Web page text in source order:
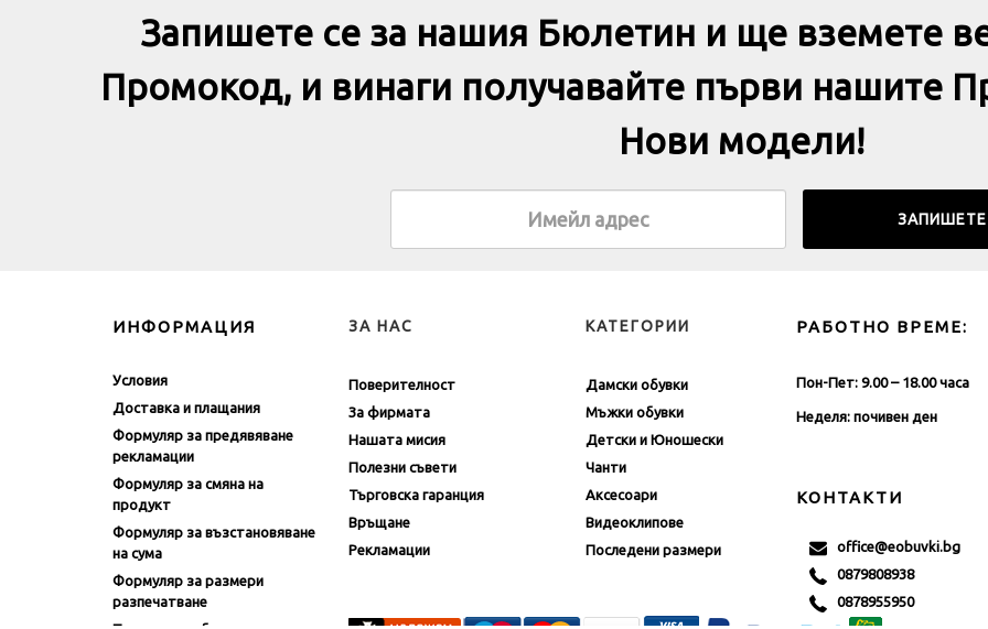
Запишете се за нашия Бюлетин и ще вземете
Промокод, и винаги получавайте първи нашите
Нови модели!
ИНФОРМАЦИЯ
Условия
Доставка и плащания
Формуляр за предявяване
рекламации
Формуляр за смяна на
продукт
Формуляр за възстановяване
на сума
Формуляр за размери
разпечатване
ЗА НАС
Поверителност
За фирмата
Нашата мисия
Полезни съвети
Търговска гаранция
Връщане
Рекламации
КАТЕГОРИИ
Дамски обувки
Мъжки обувки
Детски и Юношески
Чанти
Аксесоари
Видеоклипове
Последени размери
РАБОТНО ВРЕМЕ:
Пон-Пет: 9.00 – 18.00 часа
Неделя: почивен ден
КОНТАКТИ
office@eobuvki.bg
0879808938
0878955950